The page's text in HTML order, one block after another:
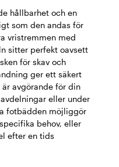
hållbarhet och en
som den andas för
vristremmen med
sitter perfekt oavsett
för skav och
ger ett säkert
avgörande för din
eller under
fotbädden möjliggör
behov, eller
efter en tids